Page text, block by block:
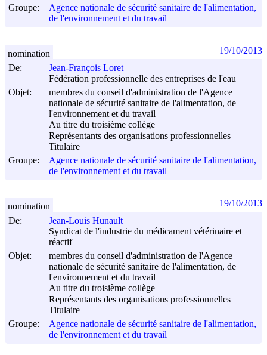
Groupe:
Agence nationale de sécurité sanitaire de l'alimentation,
de l'environnement et du travail
De:
Jean-François Loret
Fédération professionnelle des entreprises de l'eau
Objet:
membres du conseil d'administration de l'Agence
nationale de sécurité sanitaire de l'alimentation, de
l'environnement et du travail
Au titre du troisième collège
Représentants des organisations professionnelles
Titulaire
Groupe:
Agence nationale de sécurité sanitaire de l'alimentation,
de l'environnement et du travail
nomination 19/10/2013
De:
Jean-Louis Hunault
Syndicat de l'industrie du médicament vétérinaire et
réactif
Objet:
membres du conseil d'administration de l'Agence
nationale de sécurité sanitaire de l'alimentation, de
l'environnement et du travail
Au titre du troisième collège
Représentants des organisations professionnelles
Titulaire
Groupe:
Agence nationale de sécurité sanitaire de l'alimentation,
de l'environnement et du travail
nomination 19/10/2013